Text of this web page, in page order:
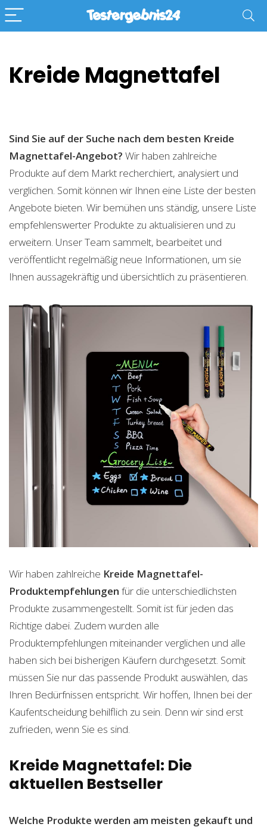
Kreide Magnettafel
Sind Sie auf der Suche nach dem besten Kreide
Magnettafel-Angebot? Wir haben zahlreiche
Produkte auf dem Markt recherchiert, analysiert und
verglichen. Somit können wir Ihnen eine Liste der besten
Angebote bieten. Wir bemühen uns ständig, unsere Liste
empfehlenswerter Produkte zu aktualisieren und zu
erweitern. Unser Team sammelt, bearbeitet und
veröffentlicht regelmäßig neue Informationen, um sie
Ihnen aussagekräftig und übersichtlich zu präsentieren.
Wir haben zahlreiche Kreide Magnettafel-
Produktempfehlungen für die unterschiedlichsten
Produkte zusammengestellt. Somit ist für jeden das
Richtige dabei. Zudem wurden alle
Produktempfehlungen miteinander verglichen und alle
haben sich bei bisherigen Käufern durchgesetzt. Somit
müssen Sie nur das passende Produkt auswählen, das
Ihren Bedürfnissen entspricht. Wir hoffen, Ihnen bei der
Kaufentscheidung behilflich zu sein. Denn wir sind erst
zufrieden, wenn Sie es sind.
Kreide Magnettafel: Die
aktuellen Bestseller
Welche Produkte werden am meisten gekauft und